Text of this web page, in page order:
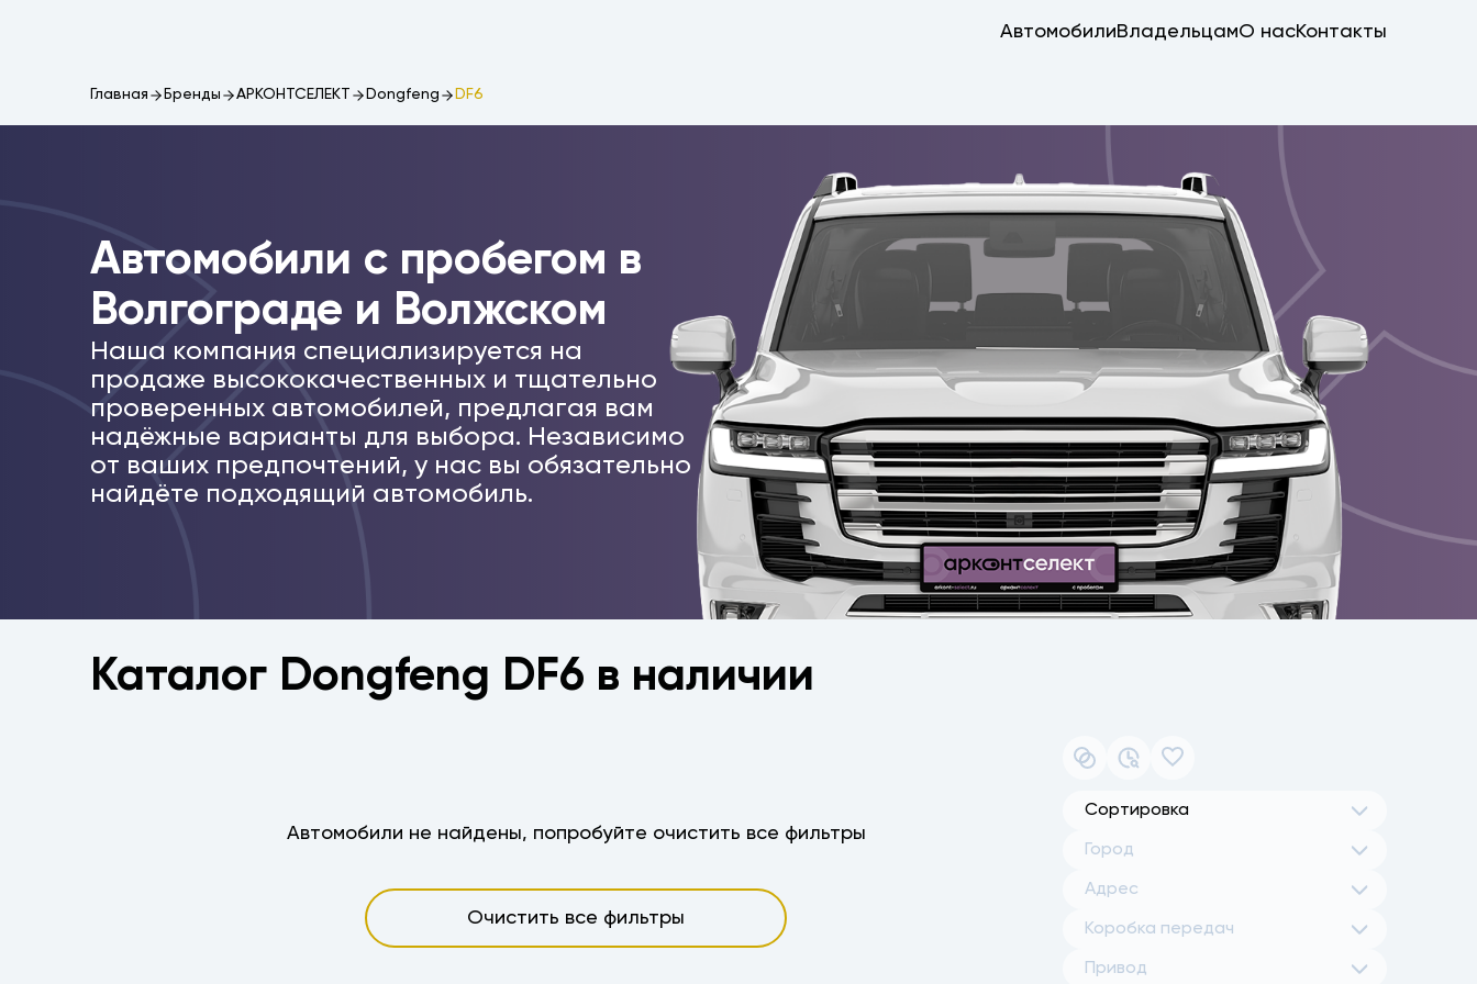
АвтомобилиВладельцамО насКонтакты
Главная Бренды АРКОНТСЕЛЕКТ Dongfeng DF6
Автомобили c пробегом в
Волгограде и Волжском
Наша компания специализируется на
продаже высококачественных и тщательно
проверенных автомобилей, предлагая вам
надёжные варианты для выбора. Независимо
от ваших предпочтений, у нас вы обязательно
найдёте подходящий автомобиль.
Каталог Dongfeng DF6 в наличии
Автомобили не найдены, попробуйте очистить все фильтры
Очистить все фильтры
Сортировка
Город
Адрес
Коробка передач
Привод